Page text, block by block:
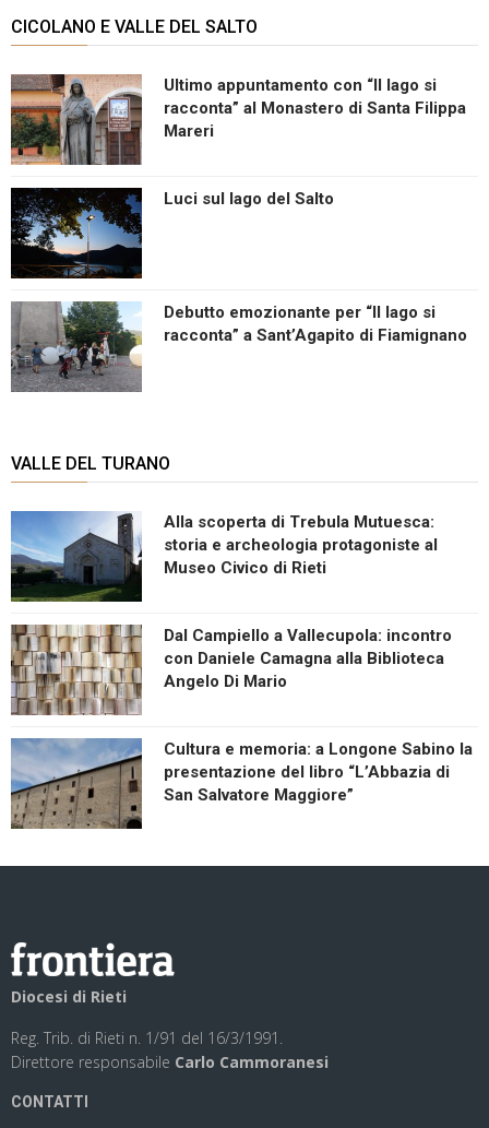
CICOLANO E VALLE DEL SALTO
Ultimo appuntamento con “Il lago si
racconta” al Monastero di Santa Filippa
Mareri
Luci sul lago del Salto
Debutto emozionante per “Il lago si
racconta” a Sant’Agapito di Fiamignano
VALLE DEL TURANO
Alla scoperta di Trebula Mutuesca:
storia e archeologia protagoniste al
Museo Civico di Rieti
Dal Campiello a Vallecupola: incontro
con Daniele Camagna alla Biblioteca
Angelo Di Mario
Cultura e memoria: a Longone Sabino la
presentazione del libro “L’Abbazia di
San Salvatore Maggiore”
Diocesi di Rieti
Reg. Trib. di Rieti n. 1/91 del 16/3/1991.
Direttore responsabile Carlo Cammoranesi
CONTATTI